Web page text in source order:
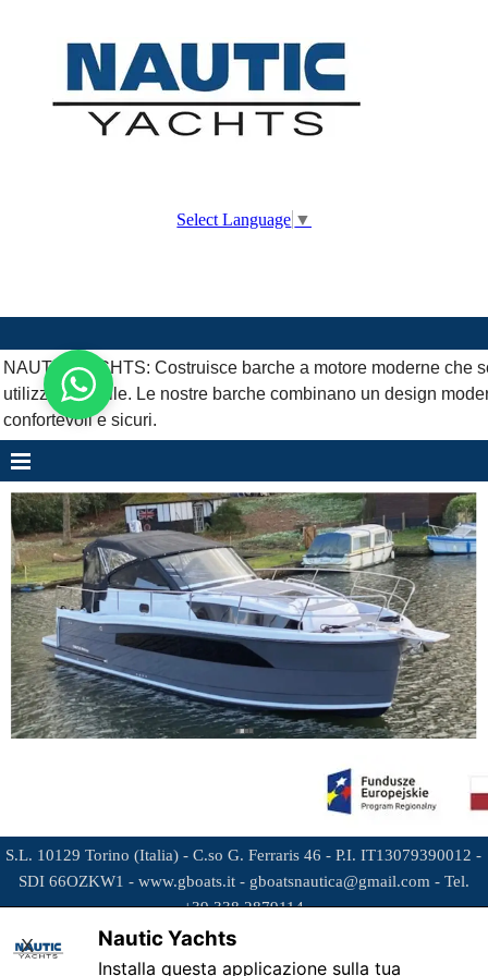
Select Language ▼
NAUTIC YACHTS: Costruisce barche a motore moderne
utilizzo versatile. Le nostre barche combinano un design
confortevoli e sicuri.
Salta menù
S.L. 10129 Torino (Italia) - C.so G. Ferraris 46 - P.I. IT13079390012 -
SDI 66OZKW1 - www.gboats.it - gboatsnautica@gmail.com - Tel.
+39 338 2879114
Nautic Yachts
Installa questa applicazione sulla tua
X